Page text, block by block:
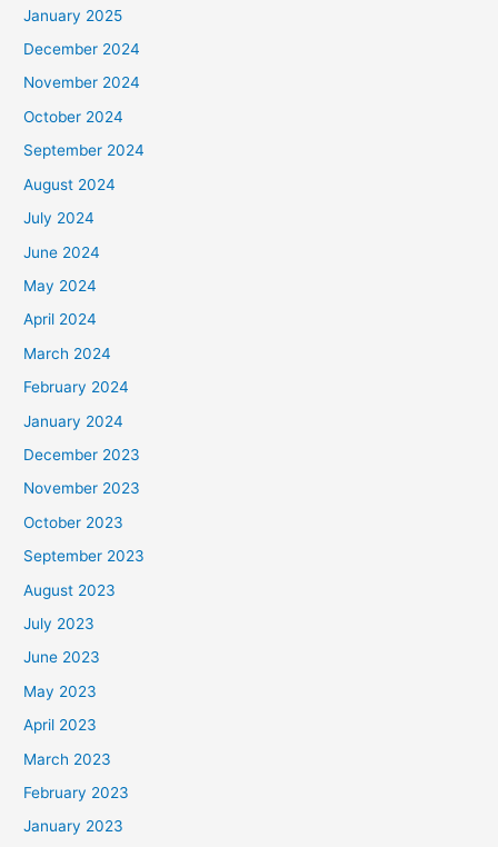
January 2025
December 2024
November 2024
October 2024
September 2024
August 2024
July 2024
June 2024
May 2024
April 2024
March 2024
February 2024
January 2024
December 2023
November 2023
October 2023
September 2023
August 2023
July 2023
June 2023
May 2023
April 2023
March 2023
February 2023
January 2023